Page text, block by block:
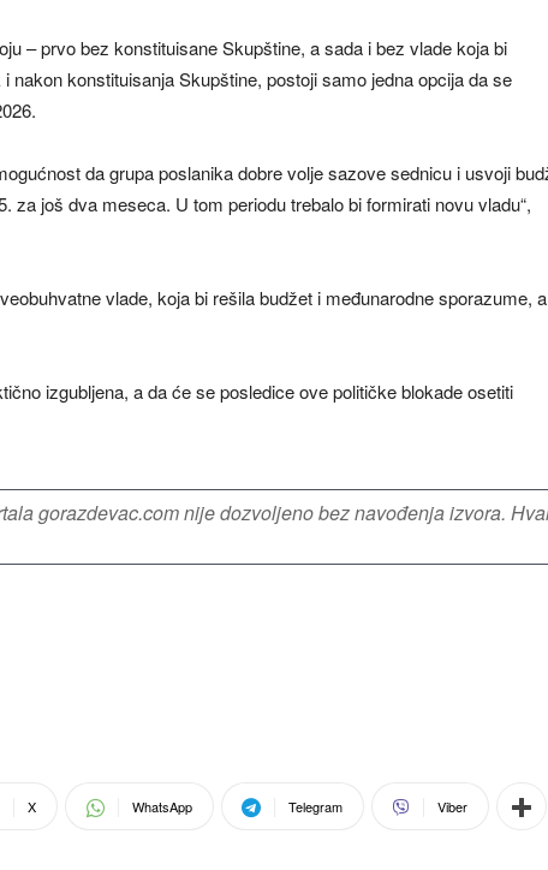
– prvo bez konstituisane Skupštine, a sada i bez vlade koja bi
nakon konstituisanja Skupštine, postoji samo jedna opcija da se
da grupa poslanika dobre volje sazove sednicu i usvoji
za još dva meseca. U tom periodu trebalo bi formirati novu vladu“,
vlade, koja bi rešila budžet i međunarodne sporazume, a
izgubljena, a da će se posledice ove političke blokade osetiti
gorazdevac.com nije dozvoljeno bez navođenja izvora.
X WhatsApp Telegram Viber